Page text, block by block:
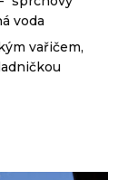
voda
vařičem,